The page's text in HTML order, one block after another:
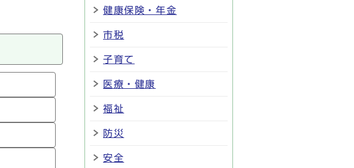
健康保険・年金
市税
子育て
医療・健康
福祉
防災
安全